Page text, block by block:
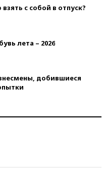
с собой в отпуск?
лета – 2026
добившиеся